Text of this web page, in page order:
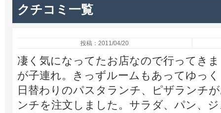
クチコミ一覧
投稿：2011/04/20
凄く気になってたお店なので行ってき
が子連れ。きっずルームもあってゆっ
日替わりのパスタランチ、ピザランチ
ンチを注文しました。サラダ、パン、